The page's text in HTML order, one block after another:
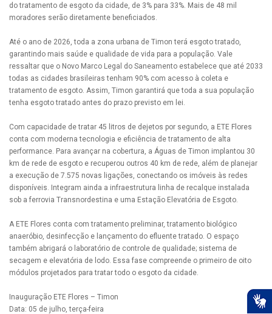
do tratamento de esgoto da cidade, de 3% para 33%. Mais de 48 mil
moradores serão diretamente beneficiados.
Até o ano de 2026, toda a zona urbana de Timon terá esgoto tratado,
garantindo mais saúde e qualidade de vida para a população. Vale
ressaltar que o Novo Marco Legal do Saneamento estabelece que até 2033
todas as cidades brasileiras tenham 90% com acesso à coleta e
tratamento de esgoto. Assim, Timon garantirá que toda a sua população
tenha esgoto tratado antes do prazo previsto em lei.
Com capacidade de tratar 45 litros de dejetos por segundo, a ETE Flores
conta com moderna tecnologia e eficiência de tratamento de alta
performance. Para avançar na cobertura, a Águas de Timon implantou 30
km de rede de esgoto e recuperou outros 40 km de rede, além de planejar
a execução de 7.575 novas ligações, conectando os imóveis às redes
disponíveis. Integram ainda a infraestrutura linha de recalque instalada
sob a ferrovia Transnordestina e uma Estação Elevatória de Esgoto.
A ETE Flores conta com tratamento preliminar, tratamento biológico
anaeróbio, desinfecção e lançamento do efluente tratado. O espaço
também abrigará o laboratório de controle de qualidade; sistema de
secagem e elevatória de lodo. Essa fase compreende o primeiro de oito
módulos projetados para tratar todo o esgoto da cidade.
Inauguração ETE Flores – Timon
Data: 05 de julho, terça-feira